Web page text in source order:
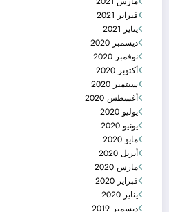
فبراير 2021
يناير 2021
ديسمبر 2020
نوفمبر 2020
أكتوبر 2020
سبتمبر 2020
أغسطس 2020
يوليو 2020
يونيو 2020
مايو 2020
أبريل 2020
مارس 2020
فبراير 2020
يناير 2020
ديسمبر 2019